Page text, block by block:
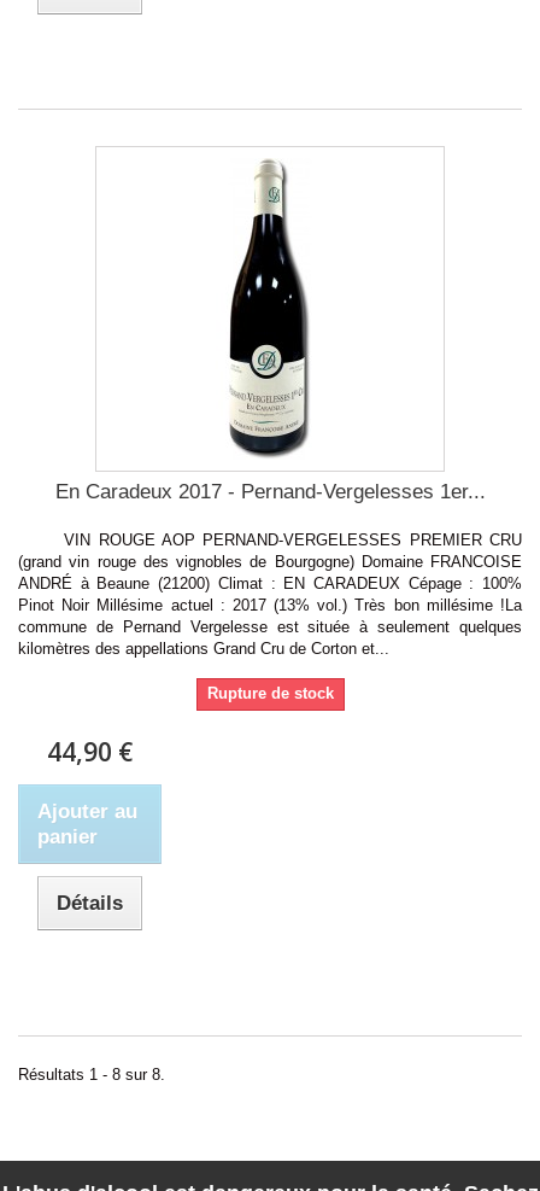
En Caradeux 2017 - Pernand-Vergelesses 1er...
VIN ROUGE AOP PERNAND-VERGELESSES PREMIER CRU
(grand vin rouge des vignobles de Bourgogne) Domaine FRANCOISE
ANDRÉ à Beaune (21200) Climat : EN CARADEUX Cépage : 100%
Pinot Noir Millésime actuel : 2017 (13% vol.) Très bon millésime !La
commune de Pernand Vergelesse est située à seulement quelques
kilomètres des appellations Grand Cru de Corton et...
Rupture de stock
44,90 €
Ajouter au
panier
Détails
Résultats 1 - 8 sur 8.